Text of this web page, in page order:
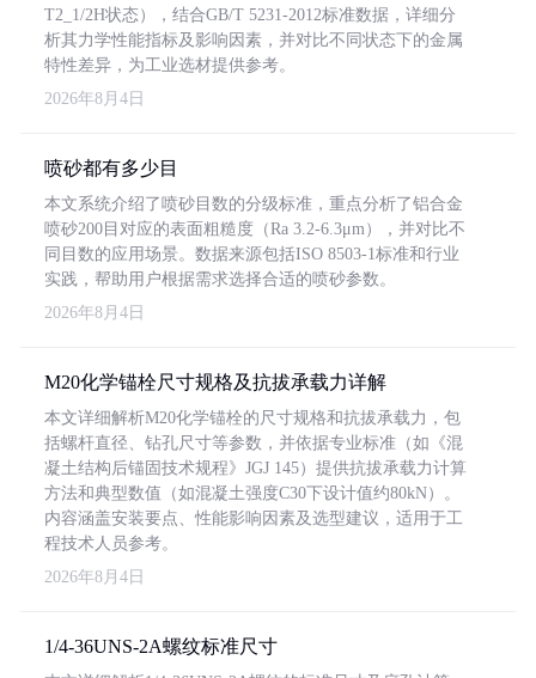
T2_1/2H状态），结合GB/T 5231-2012标准数据，详细分
析其力学性能指标及影响因素，并对比不同状态下的金属
特性差异，为工业选材提供参考。
2026年8月4日
喷砂都有多少目
本文系统介绍了喷砂目数的分级标准，重点分析了铝合金
喷砂200目对应的表面粗糙度（Ra 3.2-6.3μm），并对比不
同目数的应用场景。数据来源包括ISO 8503-1标准和行业
实践，帮助用户根据需求选择合适的喷砂参数。
2026年8月4日
M20化学锚栓尺寸规格及抗拔承载力详解
本文详细解析M20化学锚栓的尺寸规格和抗拔承载力，包
括螺杆直径、钻孔尺寸等参数，并依据专业标准（如《混
凝土结构后锚固技术规程》JGJ 145）提供抗拔承载力计算
方法和典型数值（如混凝土强度C30下设计值约80kN）。
内容涵盖安装要点、性能影响因素及选型建议，适用于工
程技术人员参考。
2026年8月4日
1/4-36UNS-2A螺纹标准尺寸